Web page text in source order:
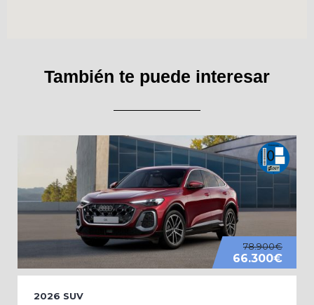
También te puede interesar
78.900€
66.300€
2026 SUV